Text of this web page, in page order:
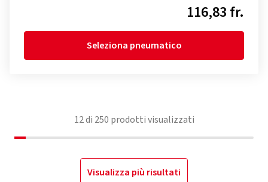
116,83 fr.
Seleziona pneumatico
12di 250 prodotti visualizzati
Visualizza più risultati